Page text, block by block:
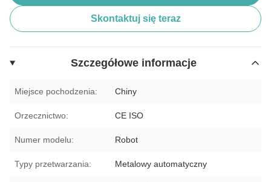
Skontaktuj się teraz
Szczegółowe informacje
Miejsce pochodzenia: Chiny
Orzecznictwo: CE ISO
Numer modelu: Robot
Typy przetwarzania: Metalowy automatyczny